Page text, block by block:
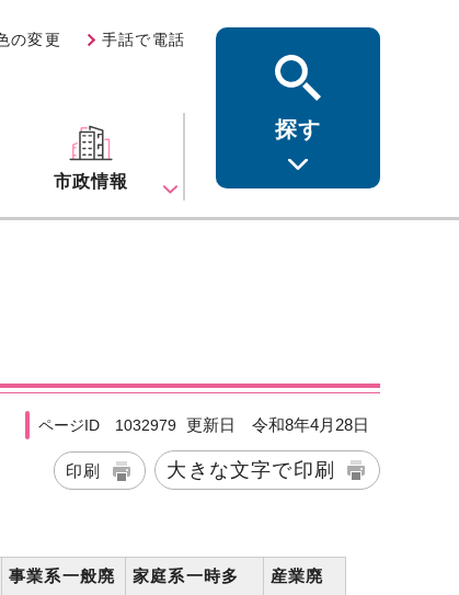
の変更 手話で電話
市政情報
探す
ページID 1032979 更新日 令和8年4月28日
印刷 大きな文字で印刷
事業系一般廃
家庭系一時多
産業廃